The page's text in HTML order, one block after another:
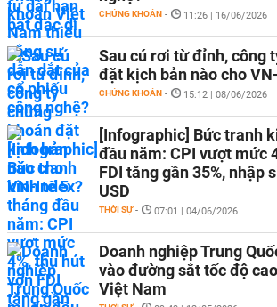
CHỨNG KHOÁN - 11:26 | 16/06/2026
Sau cú rơi từ đỉnh, công
đặt kịch bản nào cho
CHỨNG KHOÁN - 15:12 | 08/06/2026
[Infographic] Bức tranh
đầu năm: CPI vượt mức
FDI tăng gần 35%, nhập
USD
THỜI SỰ - 07:01 | 04/06/2026
Doanh nghiệp Trung
vào đường sắt tốc độ
Việt Nam